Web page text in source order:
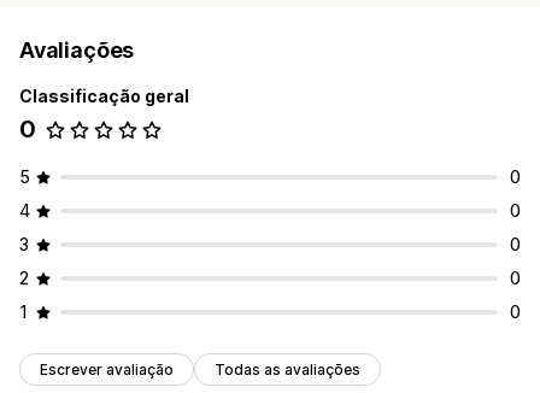
Avaliações
Classificação geral
0
5
0
4
0
3
0
2
0
1
0
Escrever avaliação Todas as avaliações